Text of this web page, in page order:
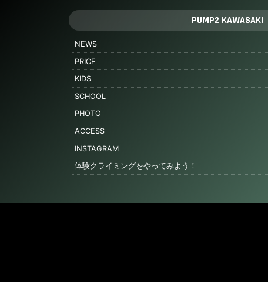
PUMP2 KAWASAKI
NEWS
PRICE
KIDS
SCHOOL
PHOTO
ACCESS
INSTAGRAM
体験クライミングをやってみよう！